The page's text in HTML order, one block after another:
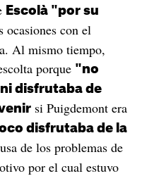
Escolà "por su
ocasiones con el
Al mismo tiempo,
porque "no
disfrutaba de
si Puigdemont era
disfrutaba de la
de los problemas de
por el cual estuvo